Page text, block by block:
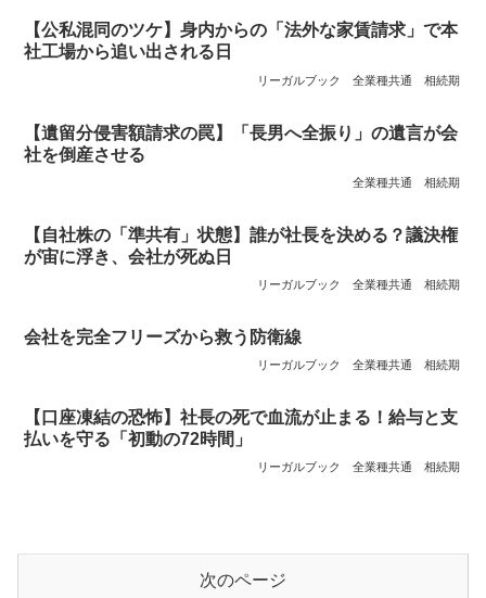
【公私混同のツケ】身内からの「法外な家賃請求」で本
社工場から追い出される日
リーガルブック 全業種共通 相続期
【遺留分侵害額請求の罠】「長男へ全振り」の遺言が会
社を倒産させる
全業種共通 相続期
【自社株の「準共有」状態】誰が社長を決める？議決権
が宙に浮き、会社が死ぬ日
リーガルブック 全業種共通 相続期
会社を完全フリーズから救う防衛線
リーガルブック 全業種共通 相続期
【口座凍結の恐怖】社長の死で血流が止まる！給与と支
払いを守る「初動の72時間」
リーガルブック 全業種共通 相続期
次のページ